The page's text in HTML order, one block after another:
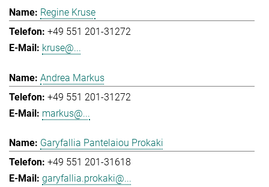
Regine Kruse
+49 551 201-31272
kruse@...
Andrea Markus
+49 551 201-31272
markus@...
Garyfallia Pantelaiou Prokaki
+49 551 201-31618
garyfallia.prokaki@...